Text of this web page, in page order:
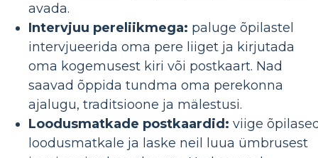
avada.
Intervjuu pereliikmega: paluge õpilastel
intervjueerida oma pere liiget ja kirjutada
oma kogemusest kiri või postkaart. Nad
saavad õppida tundma oma perekonna
ajalugu, traditsioone ja mälestusi.
Loodusmatkade postkaardid: viige
loodusmatkale ja laske neil luua ümbrusest